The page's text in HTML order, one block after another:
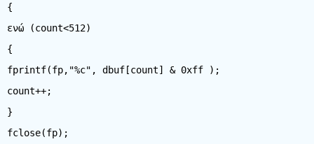
{
ενώ (count<512)
{
fprintf(fp,"%c", dbuf[count] & 0xff );
count++;
}
fclose(fp);